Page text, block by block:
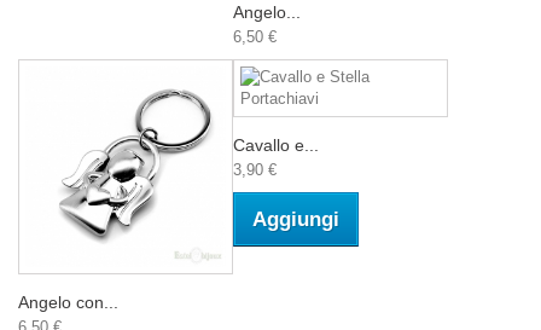
Angelo...
6,50 €
Angelo con...
Cavallo e...
3,90 €
Aggiungi